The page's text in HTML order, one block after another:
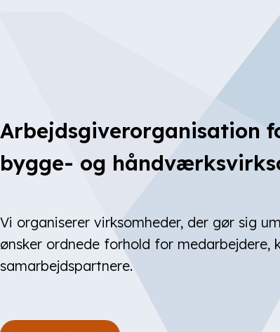
Arbejdsgiverorganisation
bygge- og
Vi organiserer virksomheder, der gør sig
ønsker ordnede forhold for medarbejdere,
samarbejdspartnere.